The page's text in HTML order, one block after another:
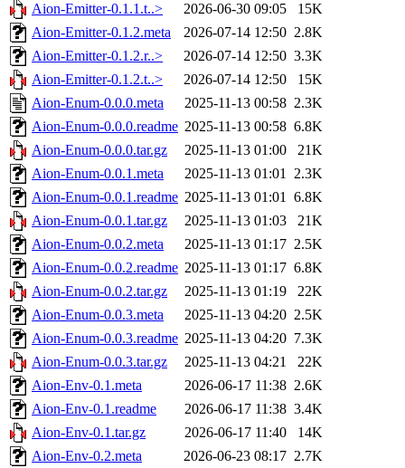
Aion-Emitter-0.1.1.t..>
2026-06-30 09:05
15K
Aion-Emitter-0.1.2.meta
2026-07-14 12:50 2.8K
Aion-Emitter-0.1.2.r..>
2026-07-14 12:50 3.3K
Aion-Emitter-0.1.2.t..>
2026-07-14 12:50
15K
Aion-Enum-0.0.0.meta
2025-11-13 00:58 2.3K
Aion-Enum-0.0.0.readme 2025-11-13 00:58 6.8K
Aion-Enum-0.0.0.tar.gz
2025-11-13 01:00
21K
Aion-Enum-0.0.1.meta
2025-11-13 01:01 2.3K
Aion-Enum-0.0.1.readme 2025-11-13 01:01 6.8K
Aion-Enum-0.0.1.tar.gz
2025-11-13 01:03
21K
Aion-Enum-0.0.2.meta
2025-11-13 01:17 2.5K
Aion-Enum-0.0.2.readme 2025-11-13 01:17 6.8K
Aion-Enum-0.0.2.tar.gz
2025-11-13 01:19
22K
Aion-Enum-0.0.3.meta
2025-11-13 04:20 2.5K
Aion-Enum-0.0.3.readme 2025-11-13 04:20 7.3K
Aion-Enum-0.0.3.tar.gz
2025-11-13 04:21
22K
Aion-Env-0.1.meta
2026-06-17 11:38 2.6K
Aion-Env-0.1.readme
2026-06-17 11:38 3.4K
Aion-Env-0.1.tar.gz
2026-06-17 11:40
14K
Aion-Env-0.2.meta
2026-06-23 08:17 2.7K